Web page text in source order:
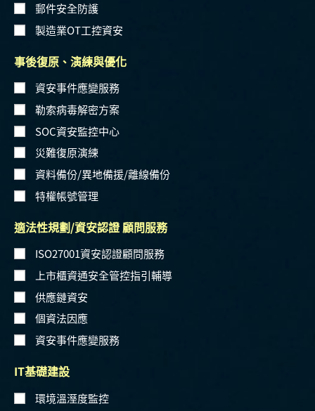
郵件安全防護
製造業OT工控資安
事後復原、演練與優化
資安事件應變服務
勒索病毒解密方案
SOC資安監控中心
災難復原演練
資料備份/異地備援/離線備份
特權帳號管理
適法性規劃/資安認證 顧問服務
ISO27001資安認證顧問服務
上市櫃資通安全管控指引輔導
供應鏈資安
個資法因應
資安事件應變服務
IT基礎建設
環境溫溼度監控